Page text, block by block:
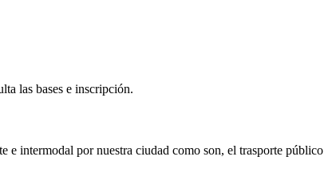
las bases e inscripción.
e intermodal por nuestra ciudad como son, el trasporte público